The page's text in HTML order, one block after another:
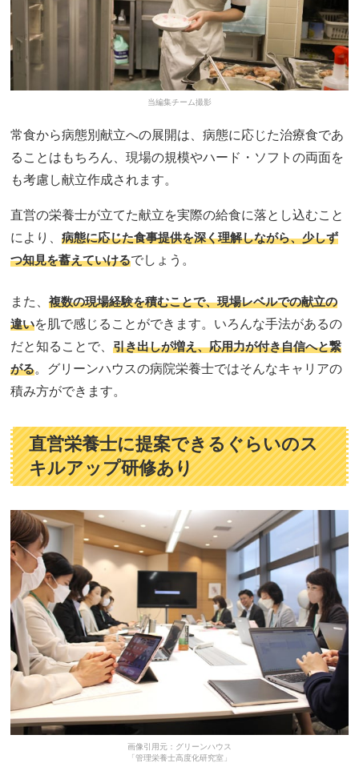
当編集チーム撮影
常食から病態別献立への展開は、病態に応じた治療食であ
ることはもちろん、現場の規模やハード・ソフトの両面を
も考慮し献立作成されます。
直営の栄養士が立てた献立を実際の給食に落とし込むこと
により、病態に応じた食事提供を深く理解しながら、少しず
つ知見を蓄えていけるでしょう。
また、複数の現場経験を積むことで、現場レベルでの献立の
違いを肌で感じることができます。いろんな手法があるの
だと知ることで、引き出しが増え、応用力が付き自信へと繋
がる。グリーンハウスの病院栄養士ではそんなキャリアの
積み方ができます。
直営栄養士に提案できるぐらいのス
キルアップ研修あり
画像引用元：グリーンハウス
「管理栄養士高度化研究室」